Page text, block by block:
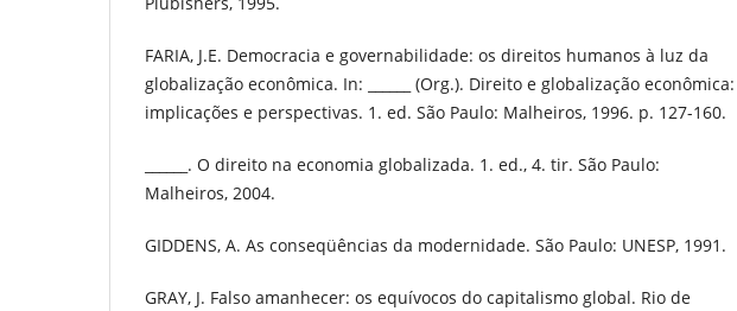
FARIA, J.E. Democracia e governabilidade: os direitos humanos à luz da
globalização econômica. In: ______ (Org.). Direito e globalização econômica:
implicações e perspectivas. 1. ed. São Paulo: Malheiros, 1996. p. 127-160.
______. O direito na economia globalizada. 1. ed., 4. tir. São Paulo:
Malheiros, 2004.
GIDDENS, A. As conseqüências da modernidade. São Paulo: UNESP, 1991.
GRAY, J. Falso amanhecer: os equívocos do capitalismo global. Rio de